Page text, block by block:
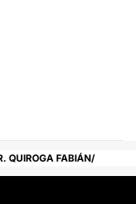
QUIROGA FABIÁN